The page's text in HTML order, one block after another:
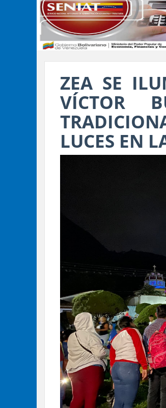
ZEA SE
VÍCTOR
LUCES EN